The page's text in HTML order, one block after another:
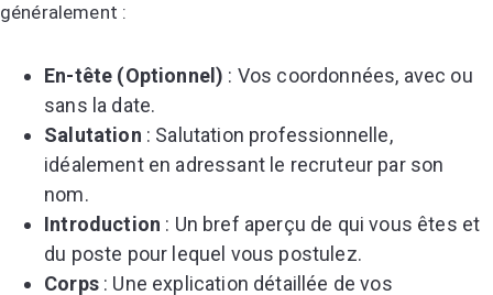
généralement :
En-tête (Optionnel) : Vos coordonnées, avec ou
sans la date.
Salutation : Salutation professionnelle,
idéalement en adressant le recruteur par son
nom.
Introduction : Un bref aperçu de qui vous êtes et
du poste pour lequel vous postulez.
Corps: Une explication détaillée de vos